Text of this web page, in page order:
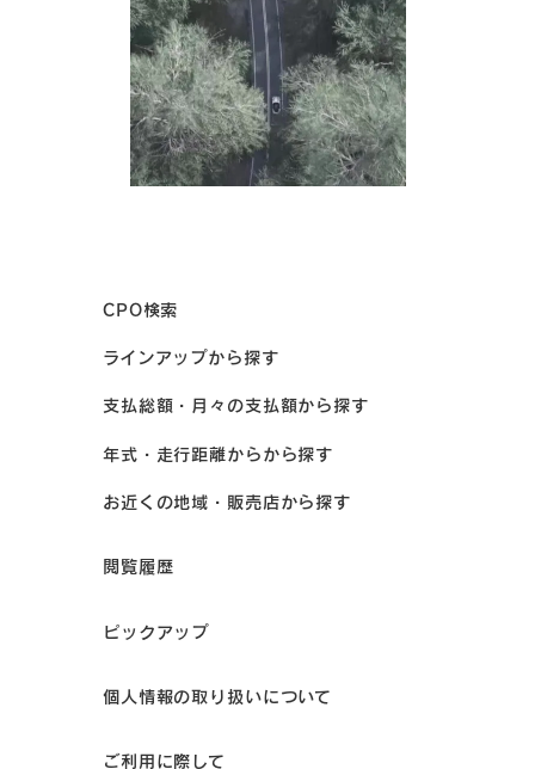
CPO検索
ラインアップから探す
支払総額・月々の支払額から探す
年式・走行距離からから探す
お近くの地域・販売店から探す
閲覧履歴
ピックアップ
個人情報の取り扱いについて
ご利用に際して